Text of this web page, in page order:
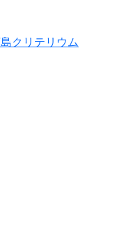
クリテリウム